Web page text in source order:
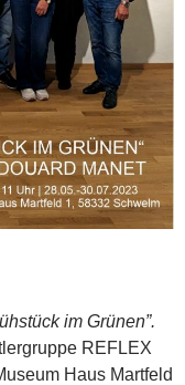
im Grünen”.
REFLEX
Haus Martfeld